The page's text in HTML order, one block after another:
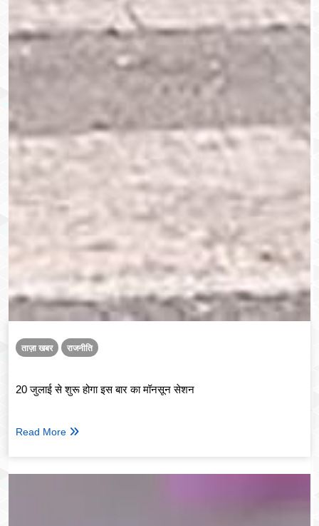
ताज़ा खबर राजनीति
20 जुलाई से शुरू होगा इस बार का मॉनसून सेशन
Read More